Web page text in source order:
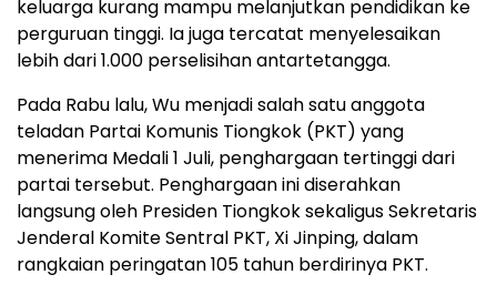
keluarga kurang mampu melanjutkan pendidikan ke
perguruan tinggi. Ia juga tercatat menyelesaikan
lebih dari 1.000 perselisihan antartetangga.
Pada Rabu lalu, Wu menjadi salah satu anggota
teladan Partai Komunis Tiongkok (PKT) yang
menerima Medali 1 Juli, penghargaan tertinggi dari
partai tersebut. Penghargaan ini diserahkan
langsung oleh Presiden Tiongkok sekaligus Sekretaris
Jenderal Komite Sentral PKT, Xi Jinping, dalam
rangkaian peringatan 105 tahun berdirinya PKT.